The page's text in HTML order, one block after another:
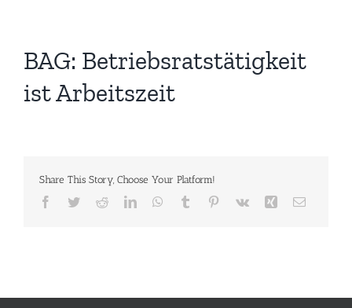
BAG: Betriebsratstätigkeit
ist Arbeitszeit
Share This Story, Choose Your Platform!
Facebook
TwitterRedditLinkedInWhatsApp
Tumblr Pinterest
Vk Xing E-